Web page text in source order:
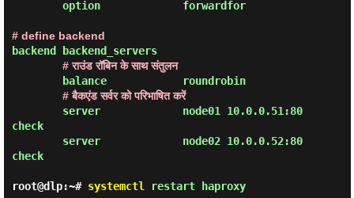
# define backend
backend backend_servers
# राउंड रॉबिन के साथ संतुलन
# बैकएंड सर्वर को परिभाषित करें
check
check
root@dlp:~# systemctl restart haproxy